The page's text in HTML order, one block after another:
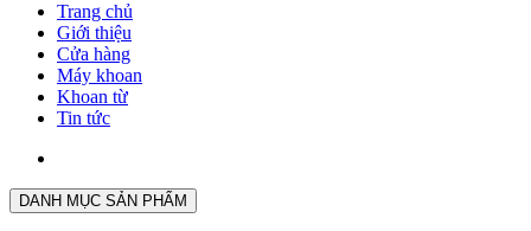
Trang chủ
Giới thiệu
Cửa hàng
Máy khoan
Khoan từ
Tin tức
DANH MỤC SẢN PHẨM